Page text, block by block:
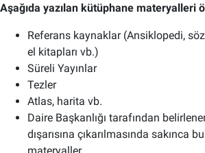
Aşağıda yazılan kütüphane materyalleri
Referans kaynaklar (Ansiklopedi,
el kitapları vb.)
Süreli Yayınlar
Tezler
Atlas, harita vb.
Daire Başkanlığı tarafından
dışarısına çıkarılmasında sakınca
materyaller